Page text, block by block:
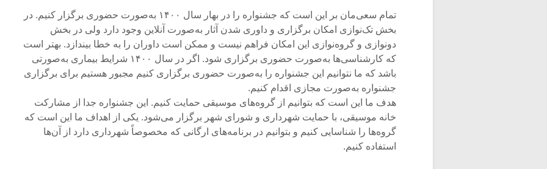
تمام سعی‌‌مان بر این است که جشنواره را در بهار سال ۱۴۰۰ به‌صورت حضوری برگزار کنیم. در
بخش تک‌نوازی امکان برگزاری و داوری شدن آثار به‌صورت آنلاین وجود دارد ولی در بخش
دونوازی و گروه‌نوازی این امکان فراهم نیست و ممکن است داوران را به خطا بیندازد. بهتر است
که کارشناسی‌ها به‌صورت حضوری برگزاری شود. اگر در سال ۱۴۰۰ شرایط بیماری به‌صورتی
باشد که ما نتوانیم این جشنواره را به‌صورت حضوری برگزاری کنیم مجبور هستیم برای برگزاری
جشنواره به‌صورت مجازی اقدام کنیم.
هدف ما این است که بتوانیم از گروه‌های موسیقی حمایت کنیم. این جشنواره جدا از مشارکت
خانه موسیقی، با حمایت شهرداری و شورای شهر برگزار می‌شود. یکی از اهداف ما این است که
گروه‌ها را شناسایی کنیم و بتوانیم در برنامه‌های ارگانی که مخصوصاً شهرداری دارد از آن‌ها
استفاده کنیم.